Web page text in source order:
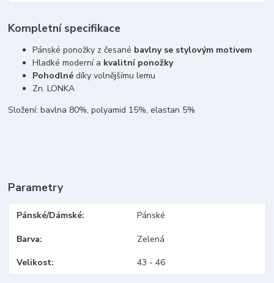
Kompletní specifikace
Pánské ponožky z česané bavlny se stylovým motivem
Hladké moderní a kvalitní ponožky
Pohodlné díky volnějšímu lemu
Zn. LONKA
Složení: bavlna 80%, polyamid 15%, elastan 5%
Parametry
Pánské/Dámské Pánské
Barva Zelená
Velikost 43 - 46